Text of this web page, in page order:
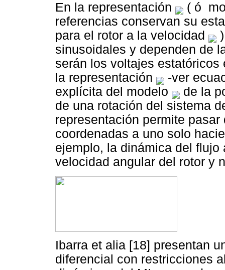
En la representación
( ó
referencias conservan su
para el rotor a la velocidad
sinusoidales y dependen de
serán los voltajes
la representación
-ver
explícita del modelo
de la
de una rotación del sistema
representación permite
coordenadas a uno solo
ejemplo, la dinámica del
velocidad angular del rotor y
Ibarra et alia [18] presentan
diferencial con restricciones